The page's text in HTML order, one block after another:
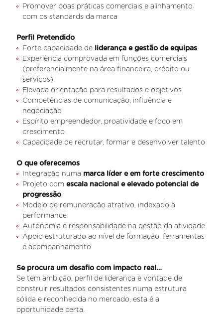
Promover boas práticas comerciais e alinhamento
com os standards da marca
Perfil Pretendido
Forte capacidade de liderança e gestão de equipas
Experiência comprovada em funções comerciais
(preferencialmente na área financeira, crédito ou
serviços)
Elevada orientação para resultados e objetivos
Competências de comunicação, influência e
negociação
Espírito empreendedor, proatividade e foco em
crescimento
Capacidade de recrutar, formar e desenvolver talento
O que oferecemos
Integração numa marca líder e em forte crescimento
Projeto com escala nacional e elevado potencial de
progressão
Modelo de remuneração atrativo, indexado à
performance
Autonomia e responsabilidade na gestão da atividade
Apoio estruturado ao nível de formação, ferramentas
e acompanhamento
Se procura um desafio com impacto real…
Se tem ambição, perfil de liderança e vontade de
construir resultados consistentes numa estrutura
sólida e reconhecida no mercado, esta é a
oportunidade certa.